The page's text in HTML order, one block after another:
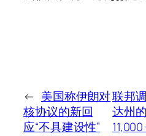
← 美国称伊朗对
核协议的新回
应“不具建设性”
联邦
达州